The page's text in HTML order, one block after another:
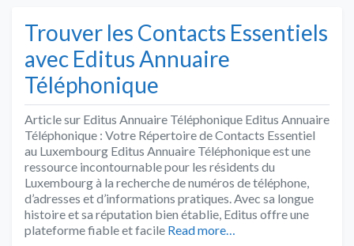
Trouver les Contacts Essentiels
avec Editus Annuaire
Téléphonique
Article sur Editus Annuaire Téléphonique Editus Annuaire
Téléphonique : Votre Répertoire de Contacts Essentiel
au Luxembourg Editus Annuaire Téléphonique est une
ressource incontournable pour les résidents du
Luxembourg à la recherche de numéros de téléphone,
d’adresses et d’informations pratiques. Avec sa longue
histoire et sa réputation bien établie, Editus offre une
plateforme fiable et facile Read more…